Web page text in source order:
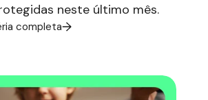
neste último mês.
completa